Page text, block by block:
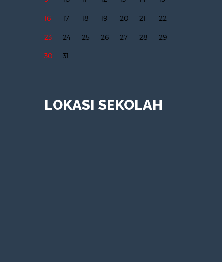
16 17 18 19 20 21 22
23 24 25 26 27 28 29
30 31
LOKASI SEKOLAH